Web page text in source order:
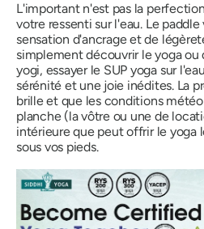
L'important n'est pas la
votre ressenti sur l'eau. Le
sensation d'ancrage et de
simplement découvrir le yoga ou
yogi, essayer le SUP yoga sur
sérénité et une joie inédites. La
brille et que les conditions
planche (la vôtre ou une de
intérieure que peut offrir le yoga
sous vos pieds.